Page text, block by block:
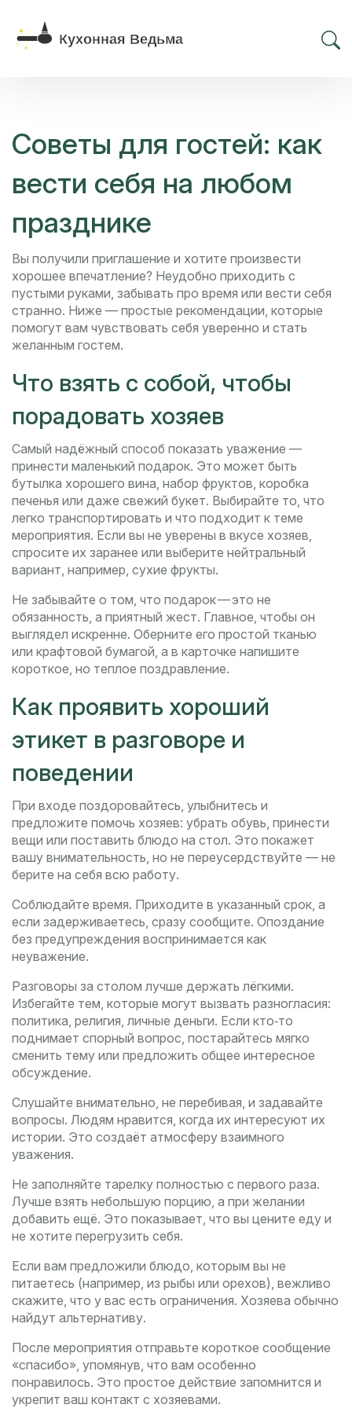
Советы для гостей: как
вести себя на любом
празднике
Вы получили приглашение и хотите произвести
хорошее впечатление? Неудобно приходить с
пустыми руками, забывать про время или вести себя
странно. Ниже — простые рекомендации, которые
помогут вам чувствовать себя уверенно и стать
желанным гостем.
Что взять с собой, чтобы
порадовать хозяев
Самый надёжный способ показать уважение —
принести маленький подарок. Это может быть
бутылка хорошего вина, набор фруктов, коробка
печенья или даже свежий букет. Выбирайте то, что
легко транспортировать и что подходит к теме
мероприятия. Если вы не уверены в вкусе хозяев,
спросите их заранее или выберите нейтральный
вариант, например, сухие фрукты.
Не забывайте о том, что подарок — это не
обязанность, а приятный жест. Главное, чтобы он
выглядел искренне. Оберните его простой тканью
или крафтовой бумагой, а в карточке напишите
короткое, но теплое поздравление.
Как проявить хороший
этикет в разговоре и
поведении
При входе поздоровайтесь, улыбнитесь и
предложите помочь хозяев: убрать обувь, принести
вещи или поставить блюдо на стол. Это покажет
вашу внимательность, но не переусердствуйте — не
берите на себя всю работу.
Соблюдайте время. Приходите в указанный срок, а
если задерживаетесь, сразу сообщите. Опоздание
без предупреждения воспринимается как
неуважение.
Разговоры за столом лучше держать лёгкими.
Избегайте тем, которые могут вызвать разногласия:
политика, религия, личные деньги. Если кто‑то
поднимает спорный вопрос, постарайтесь мягко
сменить тему или предложить общее интересное
обсуждение.
Слушайте внимательно, не перебивая, и задавайте
вопросы. Людям нравится, когда их интересуют их
истории. Это создаёт атмосферу взаимного
уважения.
Не заполняйте тарелку полностью с первого раза.
Лучше взять небольшую порцию, а при желании
добавить ещё. Это показывает, что вы цените еду и
не хотите перегрузить себя.
Если вам предложили блюдо, которым вы не
питаетесь (например, из рыбы или орехов), вежливо
скажите, что у вас есть ограничения. Хозяева обычно
найдут альтернативу.
После мероприятия отправьте короткое сообщение
«спасибо», упомянув, что вам особенно
понравилось. Это простое действие запомнится и
укрепит ваш контакт с хозяевами.